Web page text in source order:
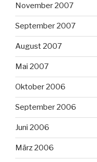
November 2007
September 2007
August 2007
Mai 2007
Oktober 2006
September 2006
Juni 2006
März 2006